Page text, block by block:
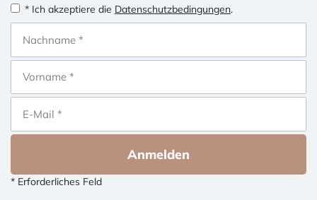
* Ich akzeptiere die Datenschutzbedingungen.
Anmelden
* Erforderliches Feld